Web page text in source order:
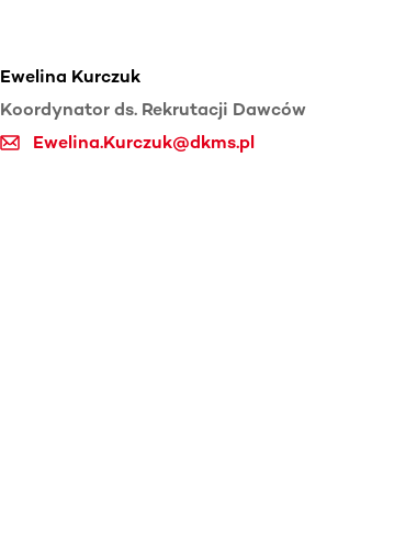
Ewelina Kurczuk
Koordynator ds. Rekrutacji Dawców
Ewelina.Kurczuk@dkms.pl